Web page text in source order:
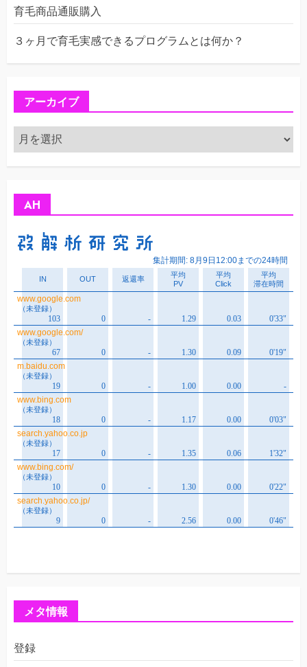
育毛商品通販購入
３ヶ月で育毛実感できるプログラムとは何か？
アーカイブ
ア
ー
カ
AH
メタ情報
登録